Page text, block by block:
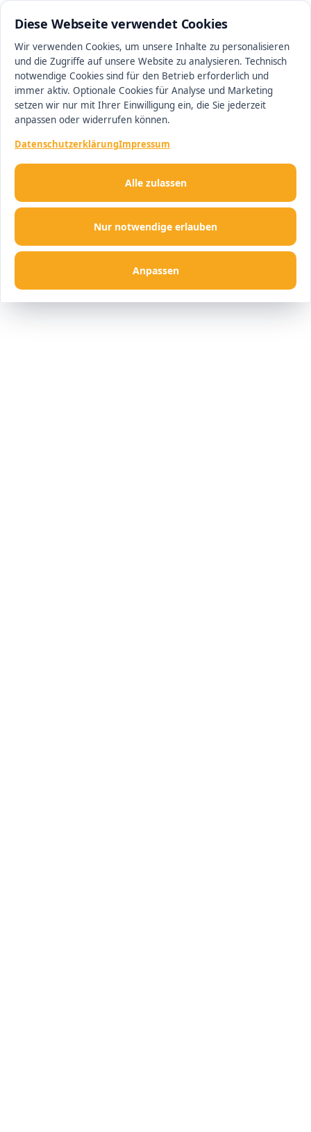
Diese Webseite verwendet Cookies
Wir verwenden Cookies, um unsere Inhalte zu personalisieren
und die Zugriffe auf unsere Website zu analysieren. Technisch
notwendige Cookies sind für den Betrieb erforderlich und
immer aktiv. Optionale Cookies für Analyse und Marketing
setzen wir nur mit Ihrer Einwilligung ein, die Sie jederzeit
anpassen oder widerrufen können.
DatenschutzerklärungImpressum
Nur notwendige erlauben
Anpassen
Alle zulassen